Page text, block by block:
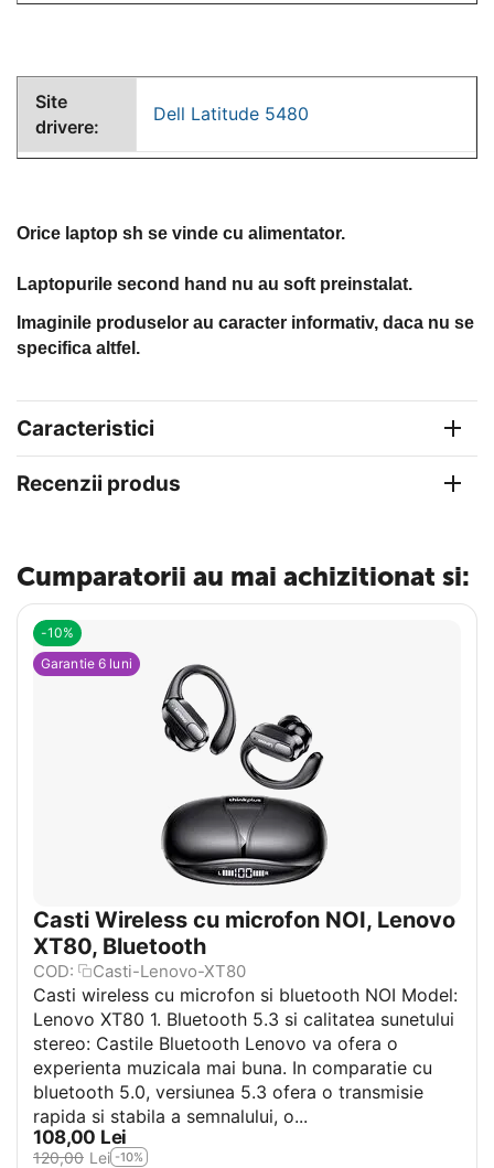
Site
drivere:
Dell Latitude 5480
Orice laptop sh se vinde cu alimentator.
Laptopurile second hand nu au soft preinstalat.
Imaginile produselor au caracter informativ, daca nu se
specifica altfel.
Caracteristici
Recenzii produs
Cumparatorii au mai achizitionat si:
-10%
Garantie 6 luni
Casti Wireless cu microfon NOI, Lenovo
XT80, Bluetooth
COD: Casti-Lenovo-XT80
Casti wireless cu microfon si bluetooth NOI Model:
Lenovo XT80 1. Bluetooth 5.3 si calitatea sunetului
stereo: Castile Bluetooth Lenovo va ofera o
experienta muzicala mai buna. In comparatie cu
bluetooth 5.0, versiunea 5.3 ofera o transmisie
rapida si stabila a semnalului, o...
108,00 Lei
120,00 Lei -10%